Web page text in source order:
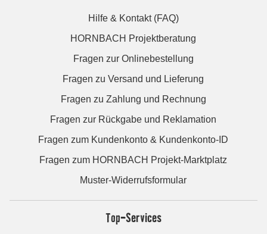
Hilfe & Kontakt (FAQ)
HORNBACH Projektberatung
Fragen zur Onlinebestellung
Fragen zu Versand und Lieferung
Fragen zu Zahlung und Rechnung
Fragen zur Rückgabe und Reklamation
Fragen zum Kundenkonto & Kundenkonto-ID
Fragen zum HORNBACH Projekt-Marktplatz
Muster-Widerrufsformular
Top-Services